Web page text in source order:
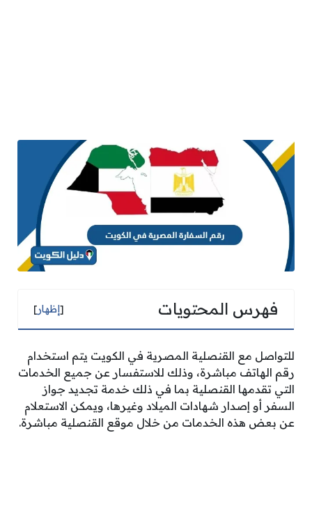
فهرس المحتويات [إظهار]
للتواصل مع القنصلية المصرية في الكويت يتم استخدام
رقم الهاتف مباشرة، وذلك للاستفسار عن جميع الخدمات
التي تقدمها القنصلية بما في ذلك خدمة تجديد جواز
السفر أو إصدار شهادات الميلاد وغيرها، ويمكن الاستعلام
عن بعض هذه الخدمات من خلال موقع القنصلية مباشرة.